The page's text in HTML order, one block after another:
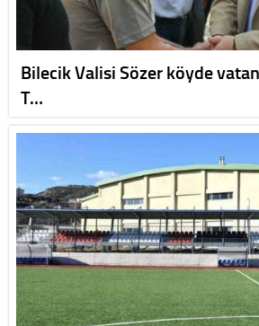
Bilecik Valisi Sözer köyde
T…